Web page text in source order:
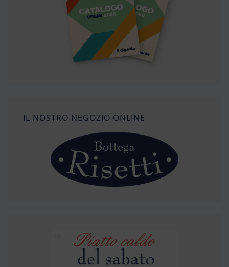
IL NOSTRO NEGOZIO ONLINE